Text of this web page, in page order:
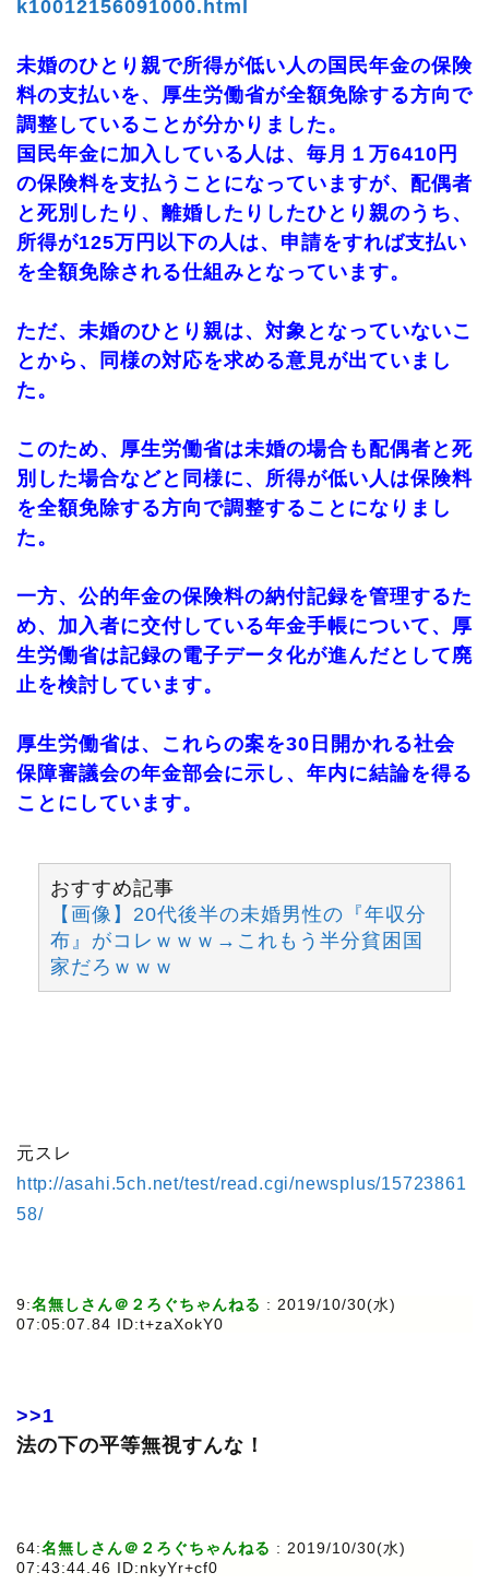
k10012156091000.html
未婚のひとり親で所得が低い人の国民年金の保険
料の支払いを、厚生労働省が全額免除する方向で
調整していることが分かりました。
国民年金に加入している人は、毎月１万6410円
の保険料を支払うことになっていますが、配偶者
と死別したり、離婚したりしたひとり親のうち、
所得が125万円以下の人は、申請をすれば支払い
を全額免除される仕組みとなっています。
ただ、未婚のひとり親は、対象となっていないこ
とから、同様の対応を求める意見が出ていまし
た。
このため、厚生労働省は未婚の場合も配偶者と死
別した場合などと同様に、所得が低い人は保険料
を全額免除する方向で調整することになりまし
た。
一方、公的年金の保険料の納付記録を管理するた
め、加入者に交付している年金手帳について、厚
生労働省は記録の電子データ化が進んだとして廃
止を検討しています。
厚生労働省は、これらの案を30日開かれる社会
保障審議会の年金部会に示し、年内に結論を得る
ことにしています。
おすすめ記事
【画像】20代後半の未婚男性の『年収分
布』がコレｗｗｗ→これもう半分貧困国
家だろｗｗｗ
元スレ
http://asahi.5ch.net/test/read.cgi/newsplus/15723861
58/
9:名無しさん＠２ろぐちゃんねる : 2019/10/30(水)
07:05:07.84 ID:t+zaXokY0
>>1
法の下の平等無視すんな！
64:名無しさん＠２ろぐちゃんねる : 2019/10/30(水)
07:43:44.46 ID:nkyYr+cf0